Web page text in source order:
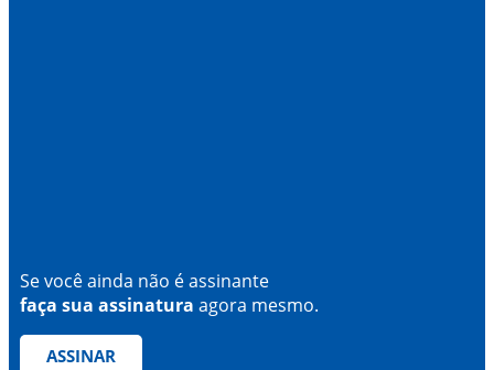
Se você ainda não é assinante
faça sua assinatura agora mesmo.
ASSINAR